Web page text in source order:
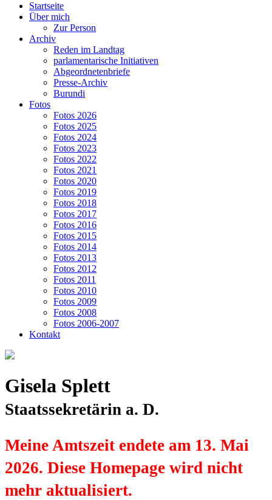
Startseite
Über mich
Zur Person
Archiv
Reden im Landtag
parlamentarische Initiativen
Abgeordnetenbriefe
Presse-Archiv
Burundi
Fotos
Fotos 2026
Fotos 2025
Fotos 2024
Fotos 2023
Fotos 2022
Fotos 2021
Fotos 2020
Fotos 2019
Fotos 2018
Fotos 2017
Fotos 2016
Fotos 2015
Fotos 2014
Fotos 2013
Fotos 2012
Fotos 2011
Fotos 2010
Fotos 2009
Fotos 2008
Fotos 2006-2007
Kontakt
Gisela Splett
Staatssekretärin a. D.
Meine Amtszeit endete am 13. Mai
2026. Diese Homepage wird nicht
mehr aktualisiert.